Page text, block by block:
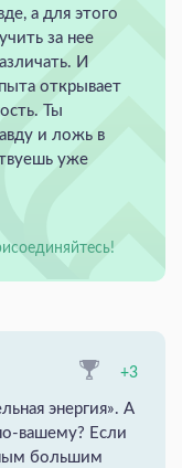
а для этого
за нее
И
открывает
Ты
и ложь в
уже
+3
энергия». А
вашему? Если
большим